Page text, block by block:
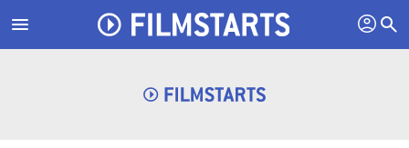
menu profil search